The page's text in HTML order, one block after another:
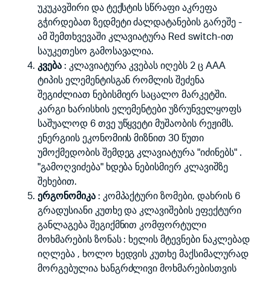
უკუკავშირი და ტექსტის სწრაფი აკრეფა
გჭირდებათ ზედმეტი ძალდატანების გარეშე -
ამ შემთხვევაში კლავიატურა Red switch-ით
საუკეთესო გამოსავალია.
კვება: კლავიატურა კვებას იღებს 2 ც ААА
ტიპის ელემენტისგან რომლის შეძენა
შეგიძლიათ ნებისმიერ საცალო მარკეტში.
კარგი ხარისხის ელემენტები უზრუნველყოფს
საშუალოდ 6 თვე უწყვეტი მუშაობის რეჟიმს.
ენერგიის ეკონომიის მიზნით 30 წუთი
უმოქმედობის შემდეგ კლავიატურა "იძინებს" .
"გამოღვიძება" ხდება ნებისმიერ კლავიშზე
შეხებით.
ერგონომიკა: კომპაქტური ზომები, დახრის 6
გრადუსიანი კუთხე და კლავიშების ეფექტური
განლაგება შეგიქმნით კომფორტული
მოხმარების ზონას : ხელის მტევნები ნაკლებად
იღლება , ხოლო ხედვის კუთხე მაქსიმალურად
მორგებულია ხანგრძლივი მოხმარებისთვის